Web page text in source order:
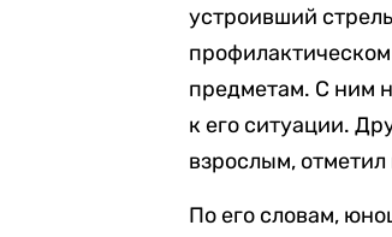
устроивший
предметам. С ним
к его ситуации.
взрослым,
По его словам,